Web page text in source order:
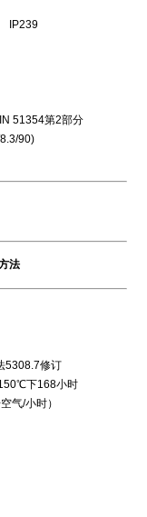
第2部分
修订
下168小时
时）